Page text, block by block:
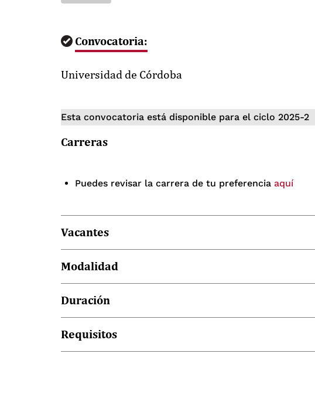
Convocatoria:
Universidad de Córdoba
Esta convocatoria está disponible para el ciclo 2025-2
Carreras
Puedes revisar la carrera de tu preferencia aquí
Vacantes
2
Modalidad
Presencial
Duración
Agosto – Diciembre
Requisitos